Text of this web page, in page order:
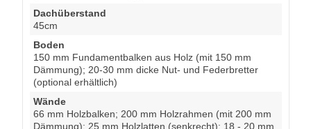
Dachüberstand
45cm
Boden
150 mm Fundamentbalken aus Holz (mit 150 mm
Dämmung); 20-30 mm dicke Nut- und Federbretter
(optional erhältlich)
Wände
66 mm Holzbalken; 200 mm Holzrahmen (mit 200 mm
Dämmung); 25 mm Holzlatten (senkrecht); 18 - 20 mm